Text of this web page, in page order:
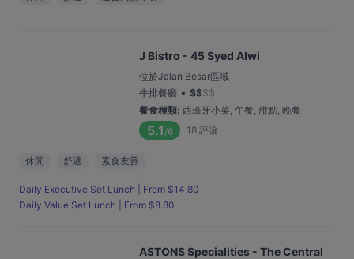
J Bistro - 45 Syed Alwi
位於Jalan Besar區域
牛排餐廳 • $$$$
餐食種類: 西班牙小菜, 午餐, 甜點, 晚餐
5.1 /6 18 評論
休閒 舒適 素食友善
Daily Executive Set Lunch | From $14.80
Daily Value Set Lunch | From $8.80
ASTONS Specialities - The Central